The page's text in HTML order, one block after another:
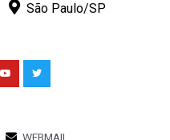
São Paulo/SP
WEBMAIL